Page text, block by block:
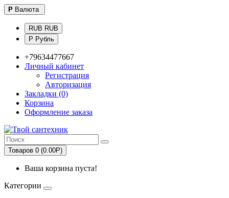
Р Валюта
RUB RUB
Р Рубль
+79634477667
Личный кабинет
Регистрация
Авторизация
Закладки (0)
Корзина
Оформление заказа
Товаров 0 (0.00Р)
Ваша корзина пуста!
Категории